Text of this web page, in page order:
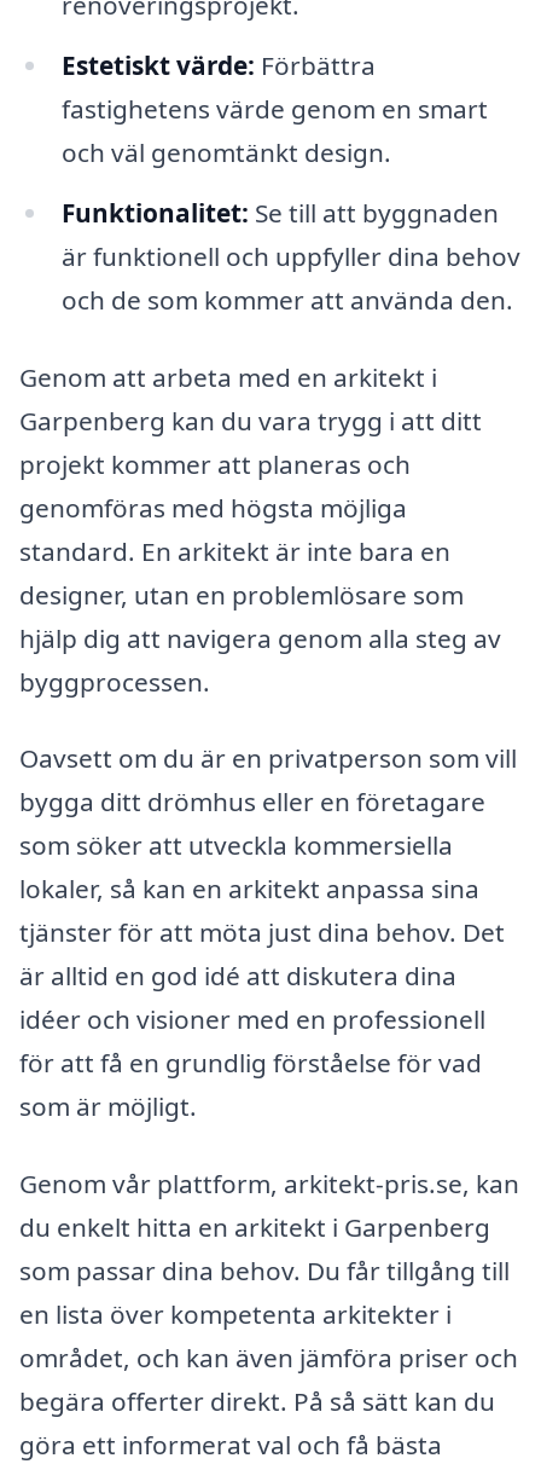
Estetiskt värde: Förbättra
fastighetens värde genom en smart
och väl genomtänkt design.
Funktionalitet: Se till att byggnaden
är funktionell och uppfyller dina behov
och de som kommer att använda den.
Genom att arbeta med en arkitekt i
Garpenberg kan du vara trygg i att ditt
projekt kommer att planeras och
genomföras med högsta möjliga
standard. En arkitekt är inte bara en
designer, utan en problemlösare som
hjälp dig att navigera genom alla steg av
byggprocessen.
Oavsett om du är en privatperson som vill
bygga ditt drömhus eller en företagare
som söker att utveckla kommersiella
lokaler, så kan en arkitekt anpassa sina
tjänster för att möta just dina behov. Det
är alltid en god idé att diskutera dina
idéer och visioner med en professionell
för att få en grundlig förståelse för vad
som är möjligt.
Genom vår plattform, arkitekt-pris.se, kan
du enkelt hitta en arkitekt i Garpenberg
som passar dina behov. Du får tillgång till
en lista över kompetenta arkitekter i
området, och kan även jämföra priser och
begära offerter direkt. På så sätt kan du
göra ett informerat val och få bästa